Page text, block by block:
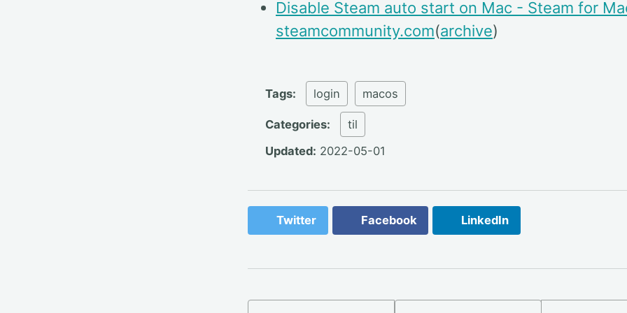
Disable Steam auto start on Mac - Steam for
steamcommunity.com(archive)
Tags: login macos
Categories:
til
Updated: 2022-05-01
Twitter Facebook LinkedIn